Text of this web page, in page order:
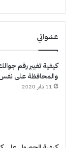
عشوائي
كيفية تغيير رقم
والمحافظة على
11 يناير 2020